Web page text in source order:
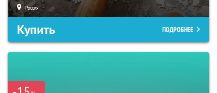
Россия
Купить ПОДРОБНЕЕ